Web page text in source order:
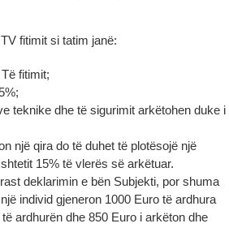
fitimit si tatim janë:
fitimit;
teknike dhe të sigurimit arkëtohen duke i
një qira do të duhet të plotësojë një
15% të vlerës së arkëtuar.
deklarimin e bën Subjekti, por shuma
individ gjeneron 1000 Euro të ardhura
ardhurën dhe 850 Euro i arkëton dhe